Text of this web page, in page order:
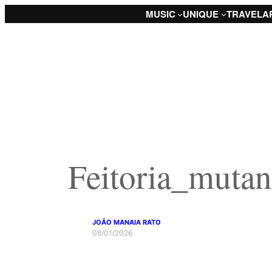
para
MUSIC UNIQUE TRAVEL
JOÃO MANAIA RATO
08/01/2026